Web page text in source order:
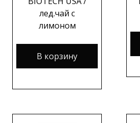
лед.чай с
лимоном
В корзину